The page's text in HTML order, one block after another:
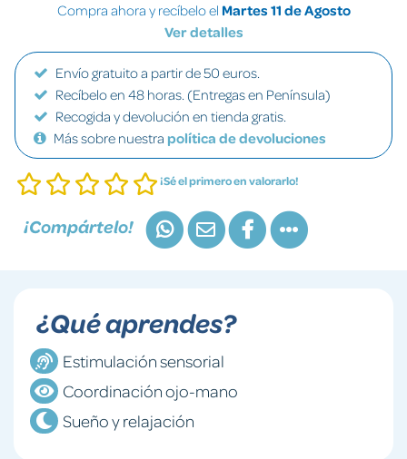
Compra ahora y recíbelo el Martes 11 de Agosto
Ver detalles
Envío gratuito a partir de 50 euros.
Recíbelo en 48 horas. (Entregas en Península)
Recogida y devolución en tienda gratis.
Más sobre nuestra política de devoluciones
¡Sé el primero en valorarlo!
¡Compártelo!
¿Qué aprendes?
Estimulación sensorial
Coordinación ojo-mano
Sueño y relajación